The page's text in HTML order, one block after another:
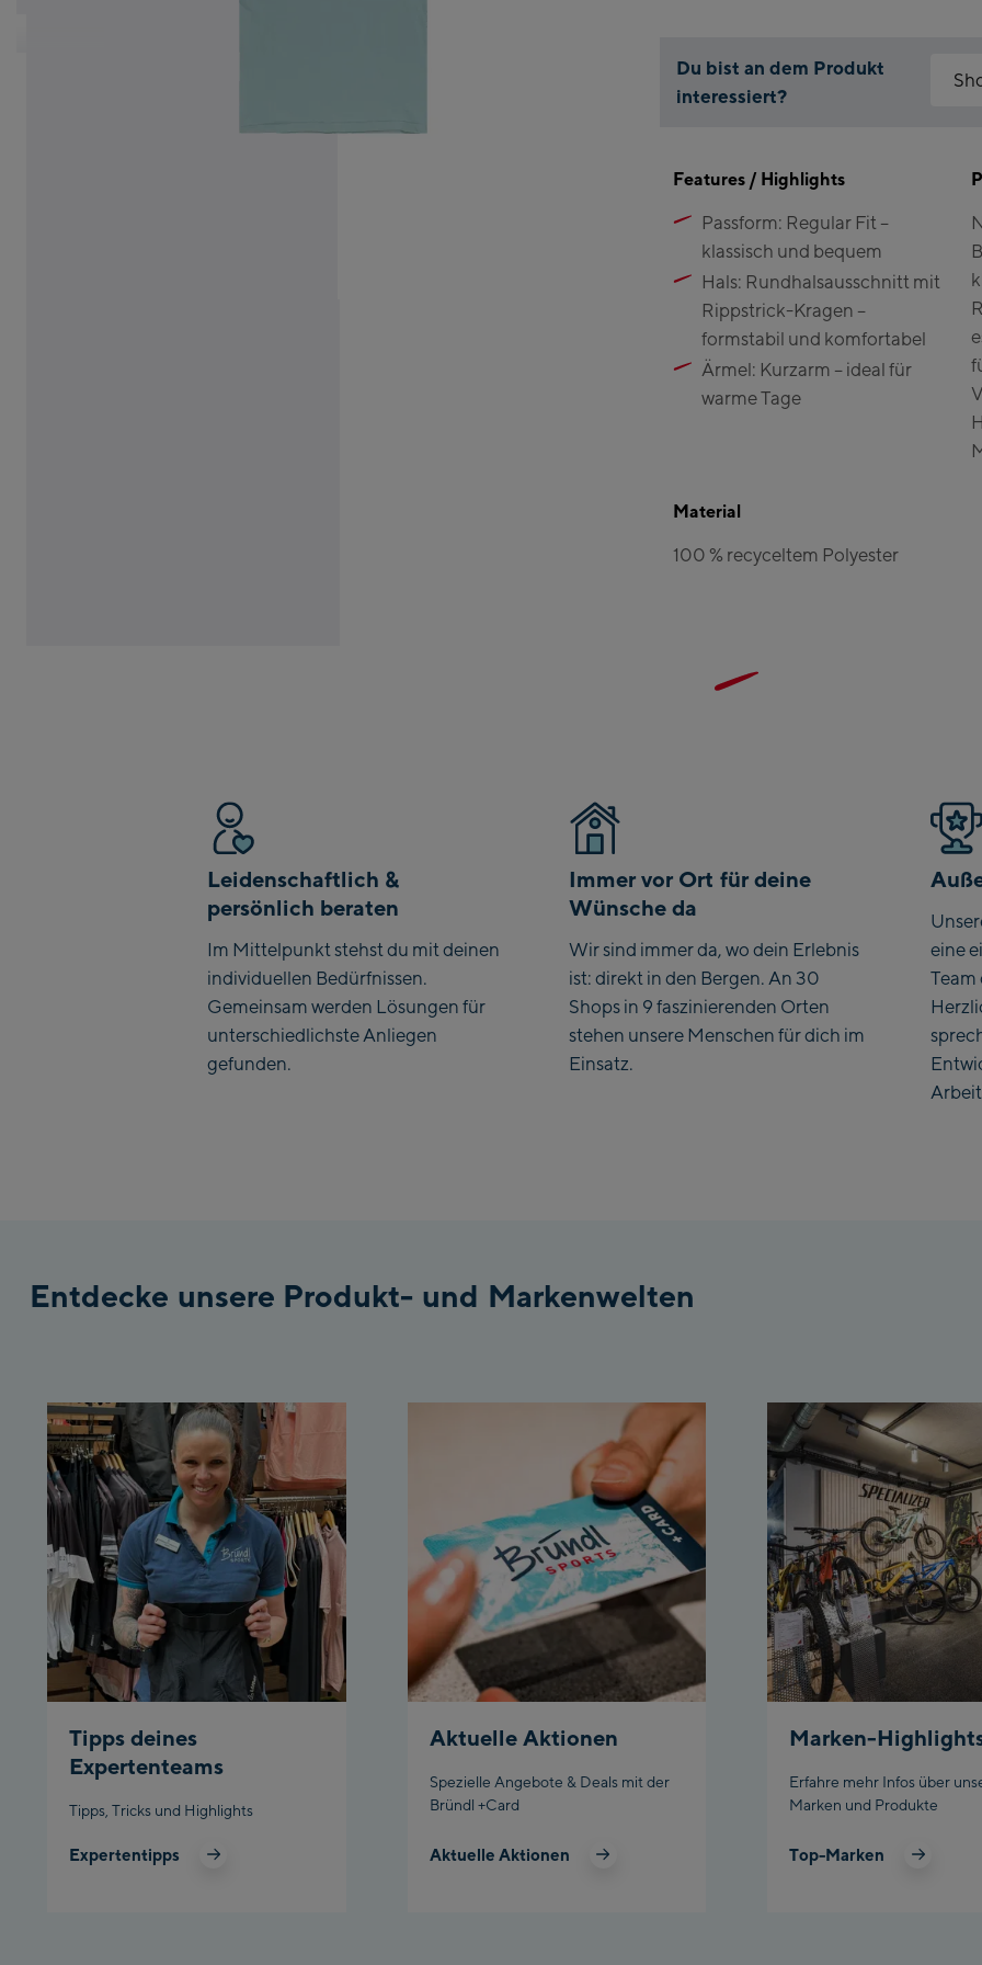
Du bist an dem Produkt
interessiert?
/
Features / Highlights
Passform: Regular Fit –
klassisch und bequem
Hals: Rundhalsausschnitt mit
Rippstrick-Kragen –
formstabil und komfortabel
Ärmel: Kurzarm – ideal für
warme Tage
Material
100 % recyceltem Polyester
Leidenschaftlich &
persönlich beraten
Im Mittelpunkt stehst du mit deinen
individuellen Bedürfnissen.
Gemeinsam werden Lösungen für
unterschiedlichste Anliegen
gefunden.
Immer vor Ort für deine
Wünsche da
Wir sind immer da, wo dein Erlebnis
ist: direkt in den Bergen. An 30
Shops in 9 faszinierenden Orten
stehen unsere Menschen für dich im
Einsatz.
eine
Entdecke unsere Produkt- und Markenwelten
Tipps deines
Expertenteams
Tipps, Tricks und Highlights
Expertentipps
Aktuelle Aktionen
Spezielle Angebote & Deals mit der
Bründl +Card
Aktuelle Aktionen
Marken-
Erfahre mehr Infos über
Marken und Produkte
Top-Marken